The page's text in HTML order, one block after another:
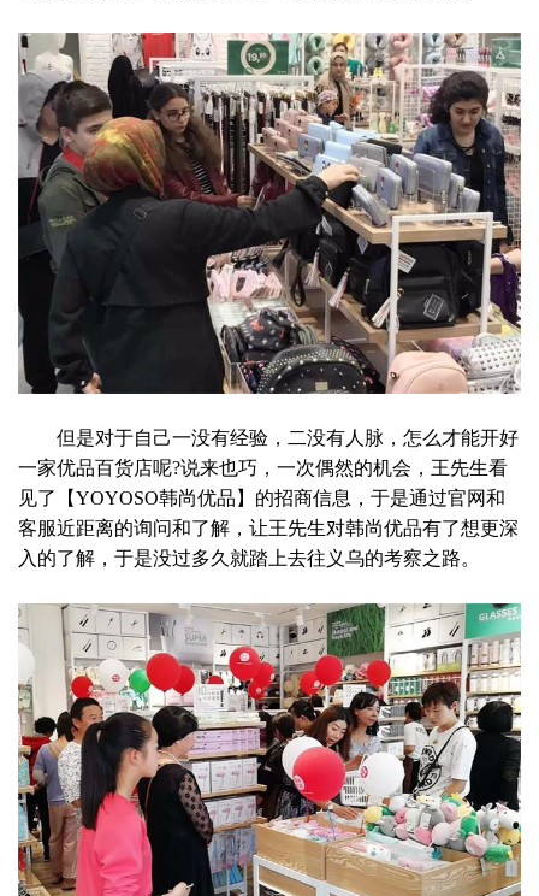
但是对于自己一没有经验，二没有人脉，怎么才能开好
一家优品百货店呢?说来也巧，一次偶然的机会，王先生看
见了【YOYOSO韩尚优品】的招商信息，于是通过官网和
客服近距离的询问和了解，让王先生对韩尚优品有了想更深
入的了解，于是没过多久就踏上去往义乌的考察之路。